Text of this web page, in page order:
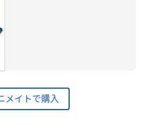
メイトで購入